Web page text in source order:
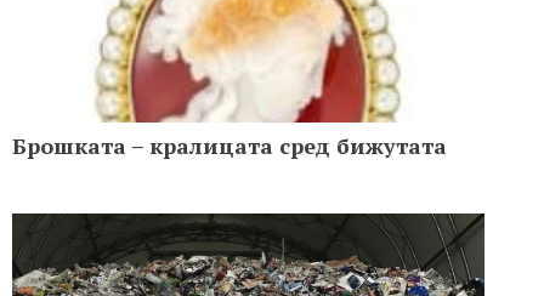
Брошката – кралицата сред бижутата